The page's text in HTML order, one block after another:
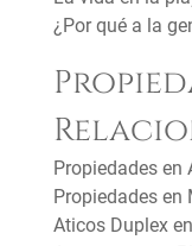
¿Por qué a la
Propiedades en
Propiedades en
Aticos Duplex